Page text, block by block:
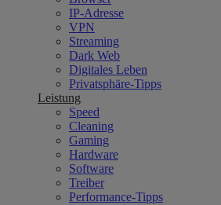
IP-Adresse
VPN
Streaming
Dark Web
Digitales Leben
Privatsphäre-Tipps
Leistung
Speed
Cleaning
Gaming
Hardware
Software
Treiber
Performance-Tipps